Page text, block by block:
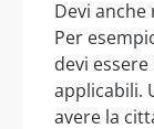
Devi
Per
devi
applicabili.
avere la